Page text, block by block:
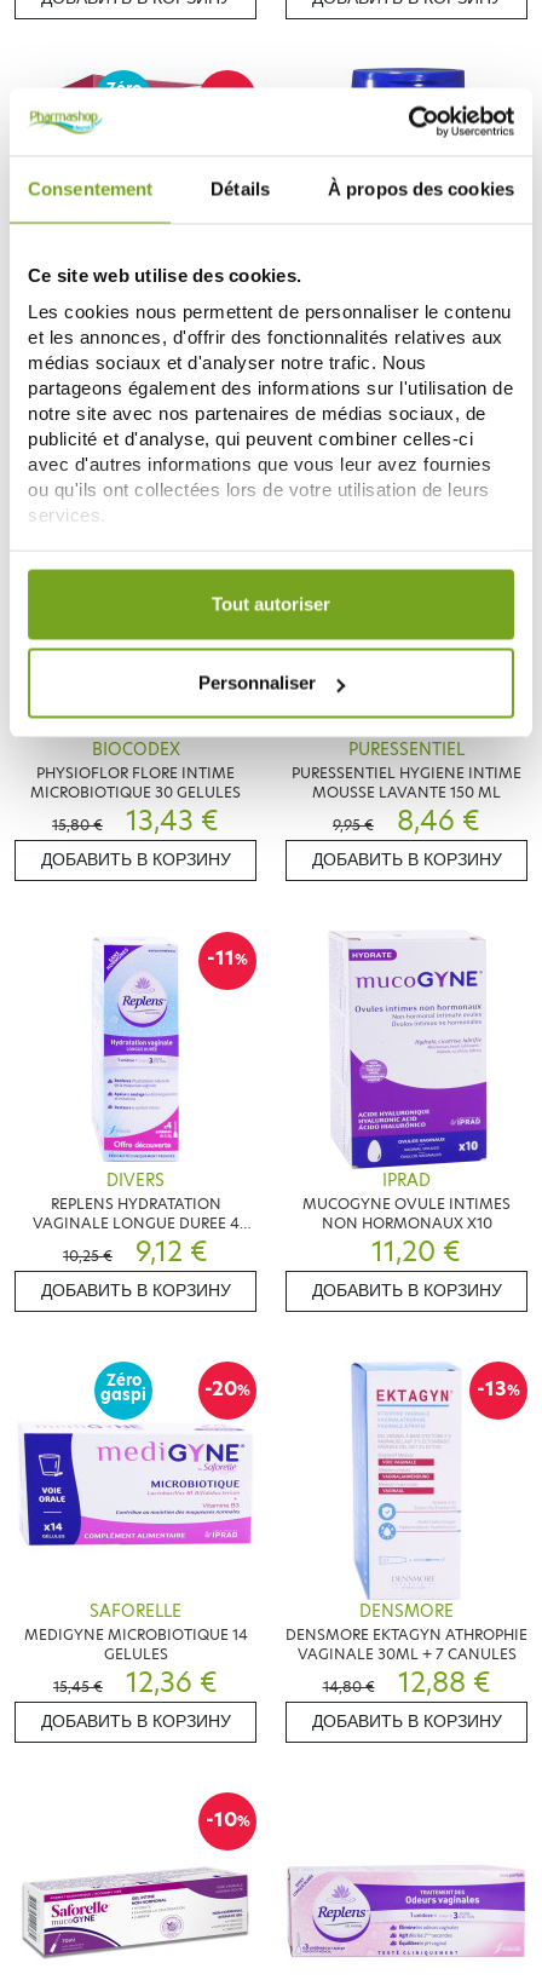
Consentement Détails À propos des cookies
Ce site web utilise des cookies.
Les cookies nous permettent de personnaliser le contenu
et les annonces, d'offrir des fonctionnalités relatives aux
médias sociaux et d'analyser notre trafic. Nous
partageons également des informations sur l'utilisation de
notre site avec nos partenaires de médias sociaux, de
publicité et d'analyse, qui peuvent combiner celles-ci
avec d'autres informations que vous leur avez fournies
ou qu'ils ont collectées lors de votre utilisation de leurs
services.
Votre choix de consentement est conservé pendant une
Tout autoriser
Personnaliser
-20
Zéro
DERGAM
DERGAM SPM 600 180 CAPSULES
66,90 € 53,52 €
ДОБАВИТЬ В КОРЗИНУ
IPRAD
MYLEUCA SOLUTION LAVANTE
CORPS & ZONE INTIME
9,99 €
ДОБАВИТЬ В КОРЗИНУ
BIOCODEX
PHYSIOFLOR FLORE INTIME
MICROBIOTIQUE 30 GELULES
15,80 €
13,43 €
ДОБАВИТЬ В КОРЗИНУ
PURESSENTIEL
PURESSENTIEL HYGIENE INTIME
MOUSSE LAVANTE 150 ML
9,95 €
8,46 €
ДОБАВИТЬ В КОРЗИНУ
-11%
DIVERS
REPLENS HYDRATATION
VAGINALE LONGUE DUREE 4
UNIDOSES
10,25 € 9,12 €
ДОБАВИТЬ В КОРЗИНУ
IPRAD
MUCOGYNE OVULE INTIMES
NON HORMONAUX X10
11,20 €
ДОБАВИТЬ В КОРЗИНУ
-20%
Zéro
gaspi
SAFORELLE
MEDIGYNE MICROBIOTIQUE 14
GELULES
15,45 €
12,36 €
ДОБАВИТЬ В КОРЗИНУ
-13%
DENSMORE
DENSMORE EKTAGYN ATHROPHIE
VAGINALE 30ML + 7 CANULES
14,80 €
12,88 €
ДОБАВИТЬ В КОРЗИНУ
-10%